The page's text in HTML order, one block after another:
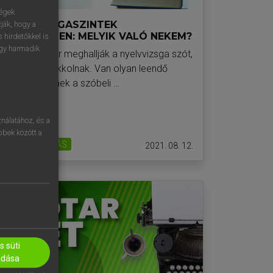
NYELVVIZSGASZINTEK
RÉSZLETESEN: MELYIK VALÓ NEKEM?
Sokan, amikor meghallják a nyelvvizsga szót,
azonnal leblokkolnak. Van olyan leendő
vizsgázó, akinek a szóbeli …
NYELVTANULÁS 2021. 08. 12.
hogy a
hirdetőkkel is
harmadik
és a
között a
süti